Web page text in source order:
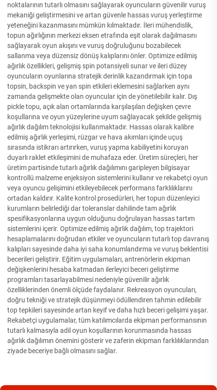
noktalarının tutarlı olmasını sağlayarak oyuncuların güvenilir vuruş
mekaniği geliştirmesini ve artan güvenle hassas vuruş yerleştirme
yeteneğini kazanmasını mümkün kılmaktadır. İleri mühendislik,
topun ağırlığının merkezi eksen etrafında eşit olarak dağılmasını
sağlayarak oyun akışını ve vuruş doğruluğunu bozabilecek
sallanma veya düzensiz dönüş kalıplarını önler. Optimize edilmiş
ağırlık özellikleri, gelişmiş spin potansiyeli sunar ve ileri düzey
oyuncuların oyunlarına stratejik derinlik kazandırmak için topa
topsin, backspin ve yan spin etkileri eklemesini sağlarken aynı
zamanda gelişmekte olan oyuncular için de yönetilebilir kalır. Dış
pickle topu, açık alan ortamlarında karşılaşılan değişken çevre
koşullarına ve oyun yüzeylerine uyum sağlayacak şekilde gelişmiş
ağırlık dağılım teknolojisi kullanmaktadır. Hassas olarak kalibre
edilmiş ağırlık yerleşimi, rüzgar ve hava akımları içinde uçuş
sırasında istikrarı artırırken, vuruş yapma kabiliyetini koruyan
duyarlı raklet etkileşimini de muhafaza eder. Üretim süreçleri, her
üretim partisinde tutarlı ağırlık dağılımını garipleyen bilgisayar
kontrollü malzeme enjeksiyon sistemlerini kullanır ve rekabetçi oyun
veya oyuncu gelişimini etkileyebilecek performans farklılıklarını
ortadan kaldırır. Kalite kontrol prosedürleri, her topun düzenleyici
kurumların belirlediği dar toleranslar dahilinde tam ağırlık
spesifikasyonlarına uygun olduğunu doğrulayan hassas tartım
sistemlerini içerir. Optimize edilmiş ağırlık dağılım, top trajektori
hesaplamalarını doğrudan etkiler ve oyuncuların tutarlı top davranış
kalıpları sayesinde daha iyi saha konumlandırma ve vuruş beklentisi
becerileri geliştirir. Eğitim uygulamaları, antrenörlerin ekipman
değişkenlerini hesaba katmadan ilerleyici beceri geliştirme
programları tasarlayabilmesi nedeniyle güvenilir ağırlık
özelliklerinden önemli ölçüde faydalanır. Rekreasyon oyuncuları,
doğru tekniği ve stratejik düşünmeyi ödüllendiren tahmin edilebilir
top tepkileri sayesinde artan keyif ve daha hızlı beceri gelişimi yaşar.
Rekabetçi uygulamalar, tüm katılımcılarda ekipman performansının
tutarlı kalmasıyla adil oyun koşullarının korunmasında hassas
ağırlık dağılımın önemini gösterir ve zaferin ekipman farklılıklarından
ziyade beceriye bağlı olmasını sağlar.